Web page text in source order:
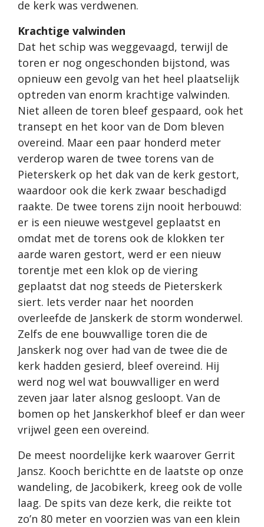
de kerk was verdwenen.
Krachtige valwinden
Dat het schip was weggevaagd, terwijl de
toren er nog ongeschonden bijstond, was
opnieuw een gevolg van het heel plaatselijk
optreden van enorm krachtige valwinden.
Niet alleen de toren bleef gespaard, ook het
transept en het koor van de Dom bleven
overeind. Maar een paar honderd meter
verderop waren de twee torens van de
Pieterskerk op het dak van de kerk gestort,
waardoor ook die kerk zwaar beschadigd
raakte. De twee torens zijn nooit herbouwd:
er is een nieuwe westgevel geplaatst en
omdat met de torens ook de klokken ter
aarde waren gestort, werd er een nieuw
torentje met een klok op de viering
geplaatst dat nog steeds de Pieterskerk
siert. Iets verder naar het noorden
overleefde de Janskerk de storm wonderwel.
Zelfs de ene bouwvallige toren die de
Janskerk nog over had van de twee die de
kerk hadden gesierd, bleef overeind. Hij
werd nog wel wat bouwvalliger en werd
zeven jaar later alsnog gesloopt. Van de
bomen op het Janskerkhof bleef er dan weer
vrijwel geen een overeind.
De meest noordelijke kerk waarover Gerrit
Jansz. Kooch berichtte en de laatste op onze
wandeling, de Jacobikerk, kreeg ook de volle
laag. De spits van deze kerk, die reikte tot
zo’n 80 meter en voorzien was van een klein